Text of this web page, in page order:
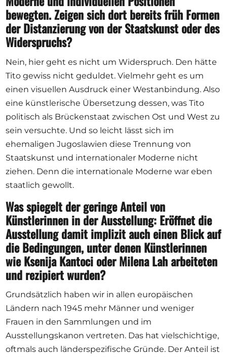
bewegten. Zeigen sich dort bereits früh Formen
der Distanzierung von der Staatskunst oder des
Widerspruchs?
Nein, hier geht es nicht um Widerspruch. Den hätte
Tito gewiss nicht geduldet. Vielmehr geht es um
einen visuellen Ausdruck einer Westanbindung. Also
eine künstlerische Übersetzung dessen, was Tito
politisch als Brückenstaat zwischen Ost und West zu
sein versuchte. Und so leicht lässt sich im
ehemaligen Jugoslawien diese Trennung von
Staatskunst und internationaler Moderne nicht
ziehen. Denn die internationale Moderne war eben
staatlich gewollt.
Was spiegelt der geringe Anteil von
Künstlerinnen in der Ausstellung: Eröffnet die
Ausstellung damit implizit auch einen Blick auf
die Bedingungen, unter denen Künstlerinnen
wie Ksenija Kantoci oder Milena Lah arbeiteten
und rezipiert wurden?
Grundsätzlich haben wir in allen europäischen
Ländern nach 1945 mehr Männer und weniger
Frauen in den Sammlungen und im
Ausstellungskanon vertreten. Das hat vielschichtige,
oftmals auch länderspezifische Gründe. Der Anteil ist